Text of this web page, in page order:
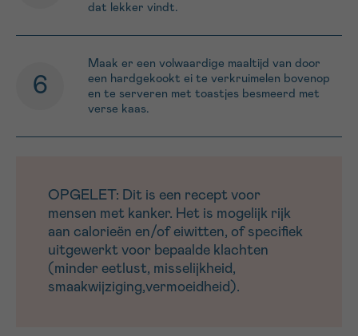
dat lekker vindt.
Maak er een volwaardige maaltijd van door
een hardgekookt ei te verkruimelen bovenop
en te serveren met toastjes besmeerd met
verse kaas.
OPGELET: Dit is een recept voor
mensen met kanker. Het is mogelijk rijk
aan calorieën en/of eiwitten, of specifiek
uitgewerkt voor bepaalde klachten
(minder eetlust, misselijkheid,
smaakwijziging,vermoeidheid).